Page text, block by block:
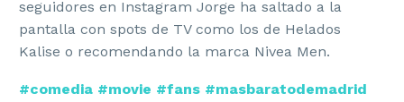
seguidores en Instagram Jorge ha saltado a la
pantalla con spots de TV como los de Helados
Kalise o recomendando la marca Nivea Men.
#comedia #movie #fans #masbaratodemadrid